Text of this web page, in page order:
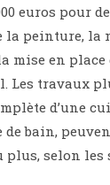
euros pour
la peinture, la
mise en place
Les travaux
d’une
de bain,
plus, selon